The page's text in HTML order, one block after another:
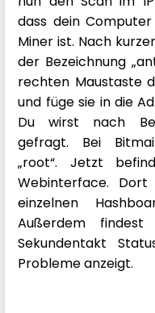
dass dein
Miner ist. Nach
der Bezeichnung
rechten Maustaste
und füge sie in die
Du wirst nach
gefragt. Bei
„root“. Jetzt
Webinterface.
einzelnen
Außerdem
Sekundentakt
Probleme anzeigt.